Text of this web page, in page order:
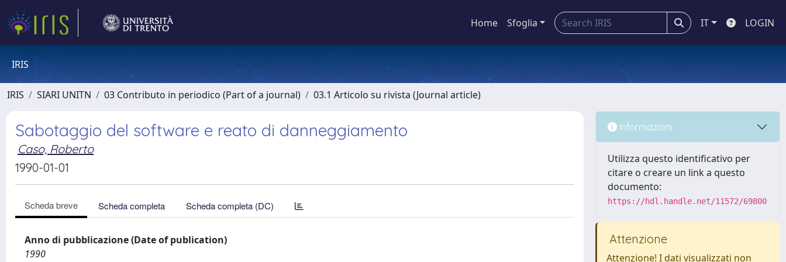
Home Sfoglia IT LOGIN
IRIS
IRIS SIARI UNITN 03 Contributo in periodico (Part of a journal) 03.1 Articolo su rivista (Journal article)
Sabotaggio del software e reato di danneggiamento
Caso, Roberto
1990-01-01
Scheda breve Scheda completa Scheda completa (DC)
Anno di pubblicazione (Date of publication)
1990
Informazioni
Utilizza questo identificativo per
citare o creare un link a questo
documento:
https://hdl.handle.net/11572/69800
Attenzione
Attenzione! I dati visualizzati non